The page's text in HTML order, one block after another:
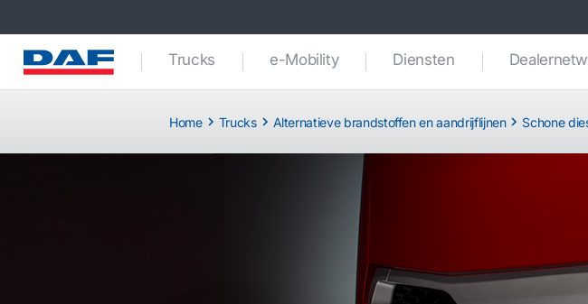
Trucks e-Mobility Diensten
Home Trucks Alternatieve brandstoffen en aandrijflijnen Schone